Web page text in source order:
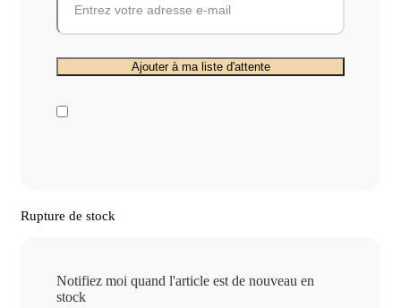
Rupture de stock
Notifiez moi quand l'article est de nouveau en
stock